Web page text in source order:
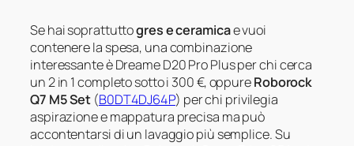
Se hai soprattuttogres e ceramicae vuoi
contenere la spesa, una combinazione
interessante è Dreame D20 Pro Plus per chi cerca
un 2 in 1 completo sotto i 300 €, oppureRoborock
Q7 M5 Set (B0DT4DJ64P) per chi privilegia
aspirazione e mappatura precisa ma può
accontentarsi di un lavaggio più semplice. Su